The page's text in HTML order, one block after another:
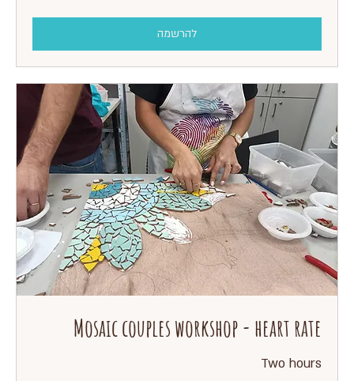
להרשמה
Mosaic couples workshop - heart rate
Two hours